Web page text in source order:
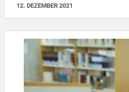
12. DEZEMBER 2021